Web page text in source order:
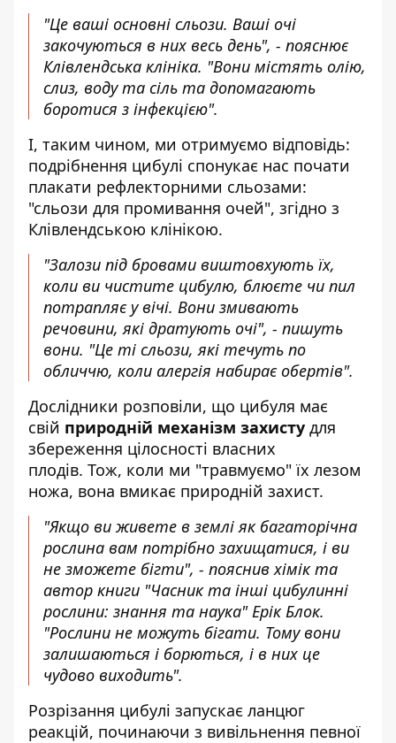
"Це ваші основні сльози. Ваші очі
закочуються в них весь день", - пояснює
Клівлендська клініка. "Вони містять олію,
слиз, воду та сіль та допомагають
боротися з інфекцією".
І, таким чином, ми отримуємо відповідь:
подрібнення цибулі спонукає нас почати
плакати рефлекторними сльозами:
"сльози для промивання очей", згідно з
Клівлендською клінікою.
"Залози під бровами виштовхують їх,
коли ви чистите цибулю, блюєте чи пил
потрапляє у вічі. Вони змивають
речовини, які дратують очі", - пишуть
вони. "Це ті сльози, які течуть по
обличчю, коли алергія набирає обертів".
Дослідники розповіли, що цибуля має
свій природній механізм захисту для
збереження цілосності власних
плодів. Тож, коли ми "травмуємо" їх лезом
ножа, вона вмикає природній захист.
"Якщо ви живете в землі як багаторічна
рослина вам потрібно захищатися, і ви
не зможете бігти", - пояснив хімік та
автор книги "Часник та інші цибулинні
рослини: знання та наука" Ерік Блок.
"Рослини не можуть бігати. Тому вони
залишаються і борються, і в них це
чудово виходить".
Розрізання цибулі запускає ланцюг
реакцій, починаючи з вивільнення певної